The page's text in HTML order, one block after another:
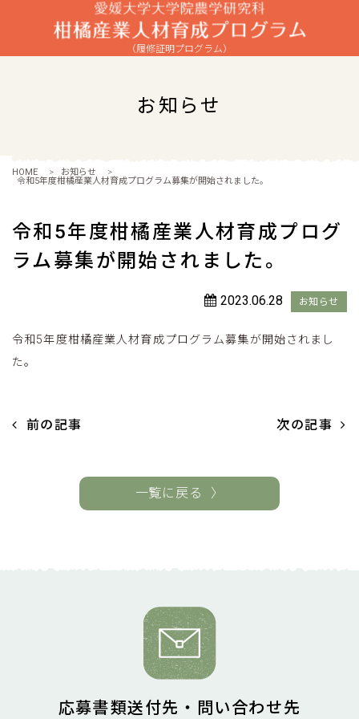
（履修証明プログラム）
お知らせ
HOME > お知らせ
>
令和5年度柑橘産業人材育成プログラム募集が開始されました。
令和5年度柑橘産業人材育成プログ
ラム募集が開始されました。
2023.06.28 お知らせ
令和5年度柑橘産業人材育成プログラム募集が開始されまし
た。
前の記事 次の記事
一覧に戻る
応募書類送付先・問い合わせ先